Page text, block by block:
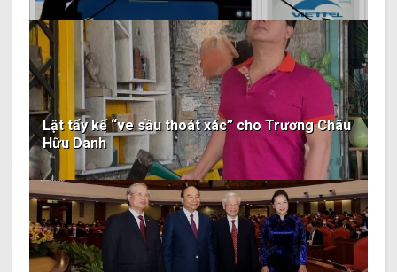
Lật tẩy kế “ve sầu thoát xác” cho Trương Châu
Hữu Danh